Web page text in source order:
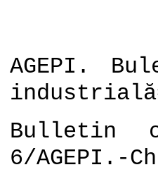
AGEPI.
Bulletin
6/AGEPI.-